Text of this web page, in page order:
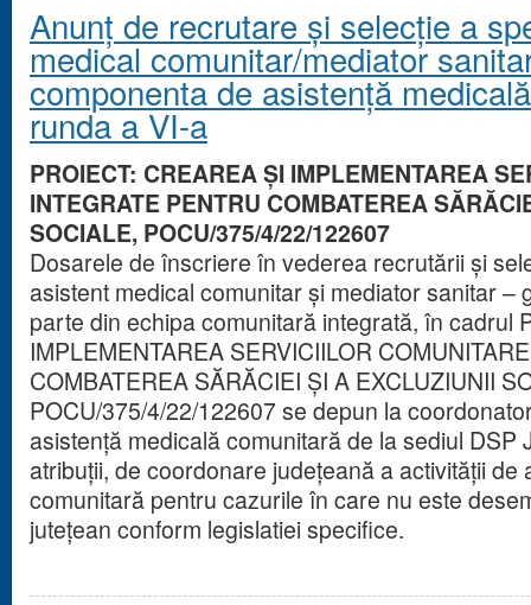
Anunț de recrutare și selecție a
medical comunitar/mediator
componenta de asistență
runda a VI-a
PROIECT: CREAREA ȘI IMPLEMENTAREA
INTEGRATE PENTRU COMBATEREA
SOCIALE, POCU/375/4/22/122607
Dosarele de înscriere în vederea recrutării și
asistent medical comunitar și mediator sanitar –
parte din echipa comunitară integrată, în cadrul
IMPLEMENTAREA SERVICIILOR
COMBATEREA SĂRĂCIEI ȘI A EXCLUZIUNII
POCU/375/4/22/122607 se depun la
asistență medicală comunitară de la sediul DSP
atribuții, de coordonare județeană a activității de
comunitară pentru cazurile în care nu este
jutețean conform legislatiei specifice.